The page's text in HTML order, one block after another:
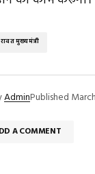
मुख्‍यमंत्री
AdminPublished
A COMMENT